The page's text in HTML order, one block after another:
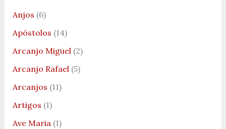
Anjos (6)
Apóstolos (14)
Arcanjo Miguel(2)
Arcanjo Rafael(5)
Arcanjos (11)
Artigos (1)
Ave Maria(1)